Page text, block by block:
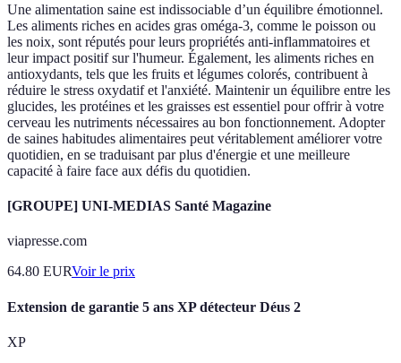
Une alimentation saine est indissociable d’un équilibre émotionnel.
Les aliments riches en acides gras oméga-3, comme le poisson ou
les noix, sont réputés pour leurs propriétés anti-inflammatoires et
leur impact positif sur l'humeur. Également, les aliments riches en
antioxydants, tels que les fruits et légumes colorés, contribuent à
réduire le stress oxydatif et l'anxiété. Maintenir un équilibre entre les
glucides, les protéines et les graisses est essentiel pour offrir à votre
cerveau les nutriments nécessaires au bon fonctionnement. Adopter
de saines habitudes alimentaires peut véritablement améliorer votre
quotidien, en se traduisant par plus d'énergie et une meilleure
capacité à faire face aux défis du quotidien.
[GROUPE] UNI-MEDIAS Santé Magazine
viapresse.com
64.80 EURVoir le prix
Extension de garantie 5 ans XP détecteur Déus 2
XP